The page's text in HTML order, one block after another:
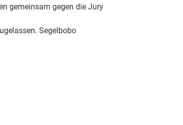
gemeinsam gegen die Jury
Segelbobo